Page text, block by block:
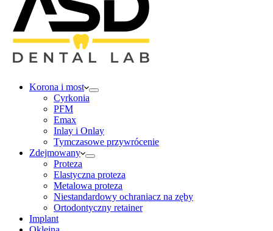
Korona i most
Cyrkonia
PFM
Emax
Inlay i Onlay
Tymczasowe przywrócenie
Zdejmowany
Proteza
Elastyczna proteza
Metalowa proteza
Niestandardowy ochraniacz na zęby
Ortodontyczny retainer
Implant